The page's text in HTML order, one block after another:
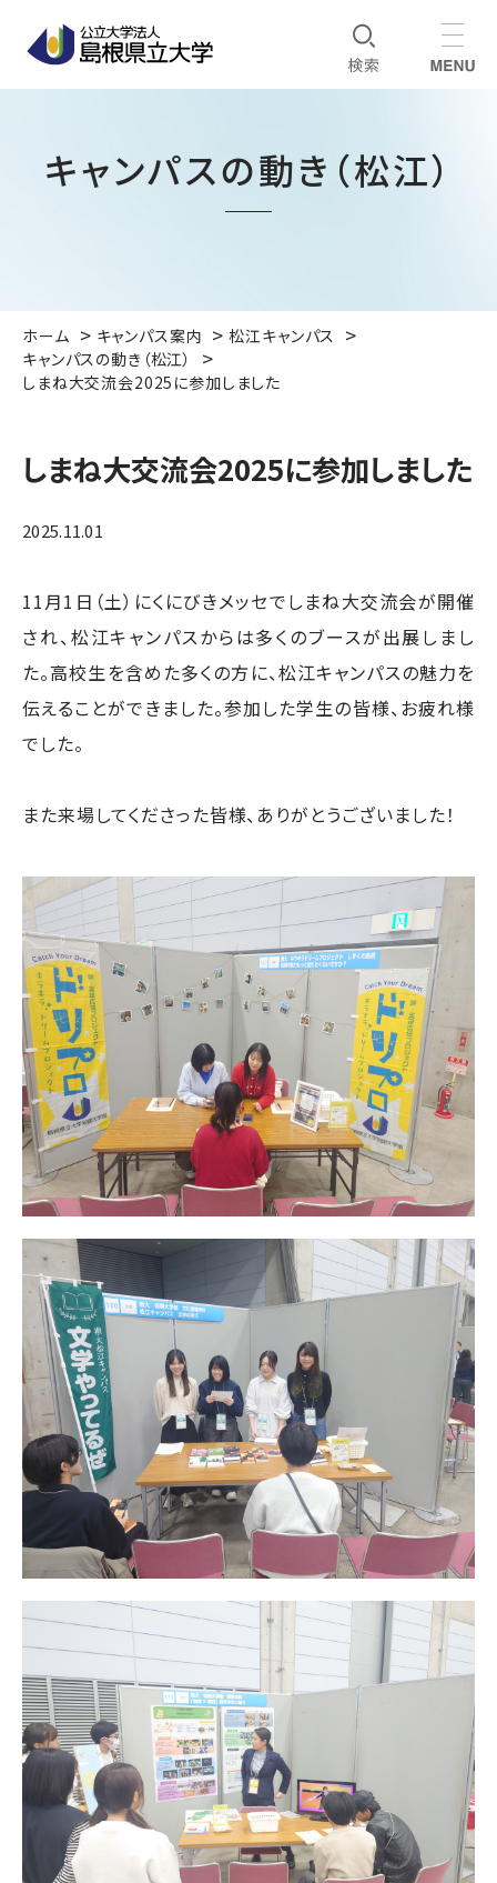
キャンパスの動き（松江）
ホーム キャンパス案内
松江キャンパス
キャンパスの動き（松江）
しまね大交流会2025に参加しました
しまね大交流会2025に参加しました
2025.11.01
11月1日（土）にくにびきメッセでしまね大交流会が開催
され、松江キャンパスからは多くのブースが出展しまし
た。高校生を含めた多くの方に、松江キャンパスの魅力を
伝えることができました。参加した学生の皆様、お疲れ様
でした。
また来場してくださった皆様、ありがとうございました！